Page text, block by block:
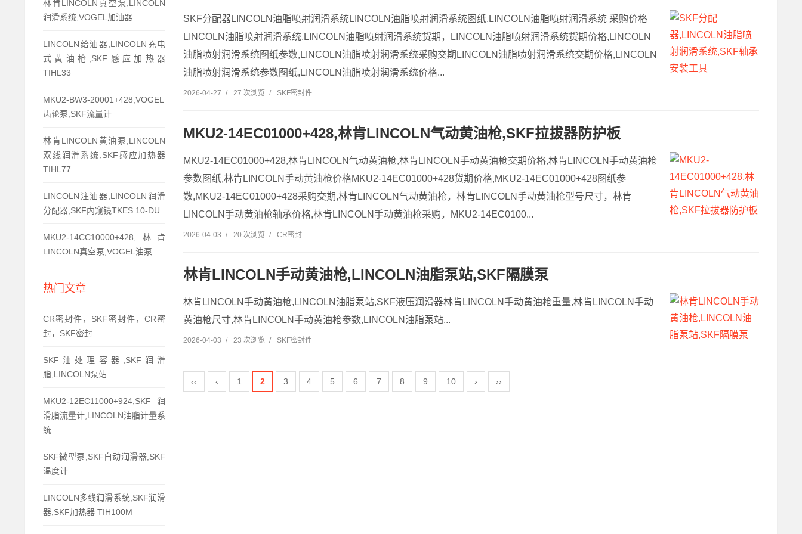
林肯LINCOLN真空泵,LINCOLN
润滑系统,VOGEL加油器
LINCOLN给油器,LINCOLN充电
式黄油枪,SKF感应加热器
TIHL33
MKU2-BW3-20001+428,VOGEL
齿轮泵,SKF流量计
林肯LINCOLN黄油泵,LINCOLN
双线润滑系统,SKF感应加热器
TIHL77
LINCOLN注油器,LINCOLN润滑
分配器,SKF内窥镜TKES 10-DU
MKU2-14CC10000+428,林肯
LINCOLN真空泵,VOGEL油泵
热门文章
CR密封件，SKF密封件，CR密
封，SKF密封
SKF油处理容器,SKF润滑
脂,LINCOLN泵站
MKU2-12EC11000+924,SKF润
滑脂流量计,LINCOLN油脂计量系
统
SKF微型泵,SKF自动润滑器,SKF
温度计
LINCOLN多线润滑系统,SKF润滑
器,SKF加热器 TIH100M
SKF分配器LINCOLN油脂喷射润滑系统LINCOLN油脂喷射润滑系统图纸,LINCOLN油脂喷射润滑系统 采购价格
LINCOLN油脂喷射润滑系统,LINCOLN油脂喷射润滑系统货期，LINCOLN油脂喷射润滑系统货期价格,LINCOLN
油脂喷射润滑系统图纸参数,LINCOLN油脂喷射润滑系统采购交期LINCOLN油脂喷射润滑系统交期价格,LINCOLN
油脂喷射润滑系统参数图纸,LINCOLN油脂喷射润滑系统价格...
2026-04-27 / 27 次浏览 / SKF密封件
MKU2-14EC01000+428,林肯LINCOLN气动黄油枪,SKF拉拔器防护板
MKU2-14EC01000+428,林肯LINCOLN气动黄油枪,林肯LINCOLN手动黄油枪交期价格,林肯LINCOLN手动黄油枪
参数图纸,林肯LINCOLN手动黄油枪价格MKU2-14EC01000+428货期价格,MKU2-14EC01000+428图纸参
数,MKU2-14EC01000+428采购交期,林肯LINCOLN气动黄油枪，林肯LINCOLN手动黄油枪型号尺寸，林肯
LINCOLN手动黄油枪轴承价格,林肯LINCOLN手动黄油枪采购，MKU2-14EC0100...
2026-04-03 / 20 次浏览 / CR密封
林肯LINCOLN手动黄油枪,LINCOLN油脂泵站,SKF隔膜泵
林肯LINCOLN手动黄油枪,LINCOLN油脂泵站,SKF液压润滑器林肯LINCOLN手动黄油枪重量,林肯LINCOLN手动
黄油枪尺寸,林肯LINCOLN手动黄油枪参数,LINCOLN油脂泵站...
2026-04-03 / 23 次浏览 / SKF密封件
‹‹ ‹ 1 2 3 4 5 6 7 8 9 10 › ››